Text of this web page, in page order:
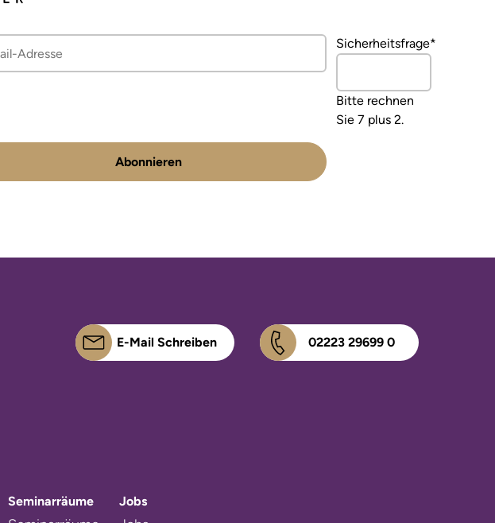
Pflichtfeld
Sicherheitsfrage*
Bitte rechnen
Sie 7 plus 2.
Abonnieren
E-Mail Schreiben 02223 29699 0
Seminarräume
Jobs